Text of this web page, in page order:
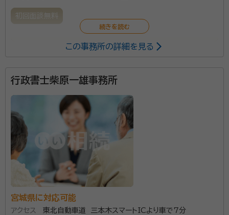
初回面談無料
法定相続や代襲相続などでお困りのことがありましたら
ことは、個人でも可能です。しかしながら、それには多く
常に複雑で途中で投げ出したくなることがたくさんあり
ます。 ​ 経験豊富な行政書士の資格を持つ者が ​皆様の
負担を軽減して行うことで皆様の限りある時間を有効
に使っていただきたいと願っています。 ​ ​費用対効果の
高いサービスをご提供し、皆様のご期待に添えるようが
んばります。
この事務所の詳細を見る
行政書士柴原一雄事務所
宮城県に対応可能
アクセス
東北自動車道 三本木スマートICより車で7分